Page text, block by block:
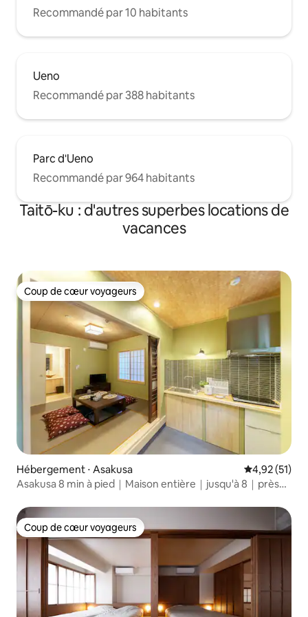
Recommandé par 10 habitants
Ueno
Recommandé par 388 habitants
Parc d'Ueno
Recommandé par 964 habitants
Taitō-ku : d'autres superbes locations de
vacances
Coup de cœur voyageurs
Coup de cœur voyageurs
Hébergement ⋅ Asakusa Évaluation
4,92 (51)
Asakusa 8 min à pied｜Maison entière｜jusqu'à 8｜près
Coup de cœur voyageurs
Coup de cœur voyageurs